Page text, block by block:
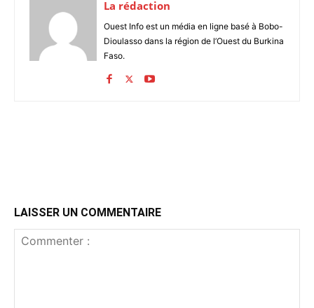
La rédaction
Ouest Info est un média en ligne basé à Bobo-
Dioulasso dans la région de l’Ouest du Burkina
Faso.
LAISSER UN COMMENTAIRE